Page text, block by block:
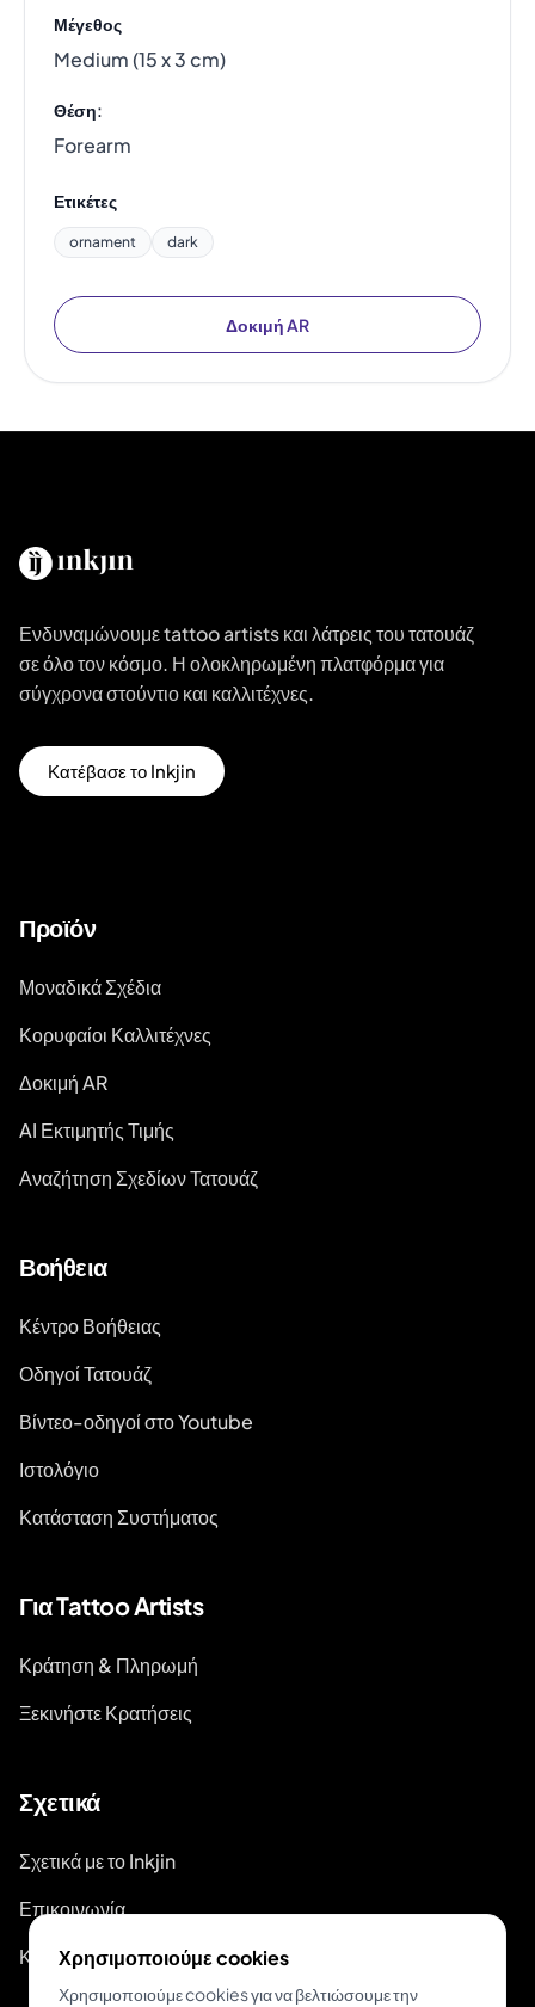
Μέγεθος
Medium (15 x 3 cm)
Θέση:
Forearm
Ετικέτες
ornament dark
Δοκιμή AR
Ενδυναμώνουμε tattoo artists και λάτρεις του τατουάζ
σε όλο τον κόσμο. Η ολοκληρωμένη πλατφόρμα για
σύγχρονα στούντιο και καλλιτέχνες.
Κατέβασε το Inkjin
Προϊόν
Μοναδικά Σχέδια
Κορυφαίοι Καλλιτέχνες
Δοκιμή AR
AI Εκτιμητής Τιμής
Αναζήτηση Σχεδίων Τατουάζ
Βοήθεια
Κέντρο Βοήθειας
Οδηγοί Τατουάζ
Βίντεο-οδηγοί στο Youtube
Ιστολόγιο
Κατάσταση Συστήματος
Για Tattoo Artists
Κράτηση & Πληρωμή
Ξεκινήστε Κρατήσεις
Σχετικά
Σχετικά με το Inkjin
Επικοινωνία
Κιτ Επωνυμίας
Χρησιμοποιούμε cookies
Χρησιμοποιούμε cookies για να βελτιώσουμε την